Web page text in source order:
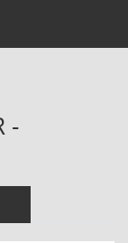
-